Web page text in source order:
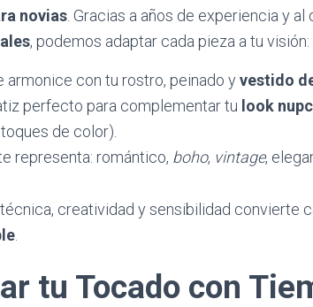
novias . Gracias a años de experiencia y
, podemos adaptar cada pieza a tu visión:
armonice con tu rostro, peinado yvestido
perfecto para complementar tu look
de color).
representa: romántico, boho, vintage,
creatividad y sensibilidad convierte
tu Tocado con